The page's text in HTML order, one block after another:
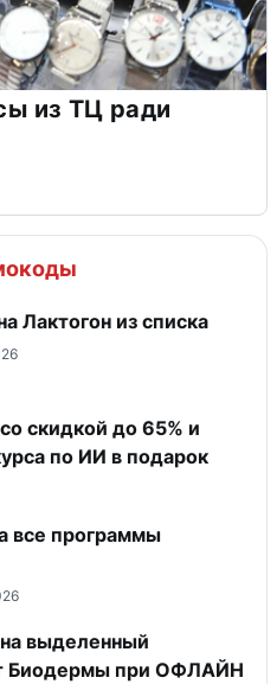
из ТЦ ради
Лактогон из списка
скидкой до 65% и
по ИИ в подарок
все программы
выделенный
Биодермы при ОФЛАЙН